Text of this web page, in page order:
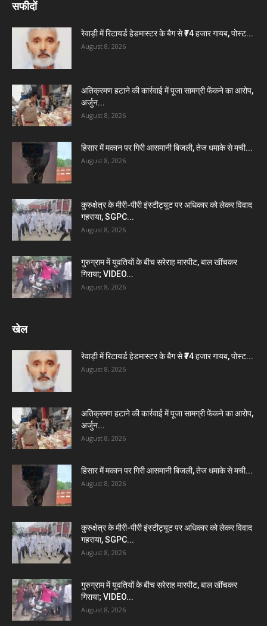
सफीदों
रेवाड़ी में रिटायर्ड हेडमास्टर के बैग से ₹74 हजार गायब, पोस्ट...
August 8, 2026
अतिक्रमण हटाने की कार्रवाई में पूजा सामग्री फेंकने का आरोप,
अर्जुन...
August 8, 2026
हिसार में मकान पर गिरी आसमानी बिजली, तेज धमाके से मची...
August 8, 2026
कुरुक्षेत्र के मीरी-पीरी इंस्टीट्यूट पर अधिकार को लेकर विवाद
गहराया, SGPC...
August 8, 2026
गुरुग्राम में युवतियों के बीच सरेराह मारपीट, बाल खींचकर
गिराया; VIDEO...
August 8, 2026
खेल
रेवाड़ी में रिटायर्ड हेडमास्टर के बैग से ₹74 हजार गायब, पोस्ट...
August 8, 2026
अतिक्रमण हटाने की कार्रवाई में पूजा सामग्री फेंकने का आरोप,
अर्जुन...
August 8, 2026
हिसार में मकान पर गिरी आसमानी बिजली, तेज धमाके से मची...
August 8, 2026
कुरुक्षेत्र के मीरी-पीरी इंस्टीट्यूट पर अधिकार को लेकर विवाद
गहराया, SGPC...
August 8, 2026
गुरुग्राम में युवतियों के बीच सरेराह मारपीट, बाल खींचकर
गिराया; VIDEO...
August 8, 2026